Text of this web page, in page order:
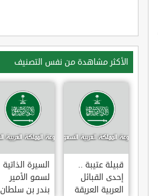
الأكثر مشاهدة من نفس التصنيف
قبيلة عتيبة ..
إحدى القبائل
العربية العريقة
السيرة الذاتية
لسمو الأمير
بندر بن سلطان